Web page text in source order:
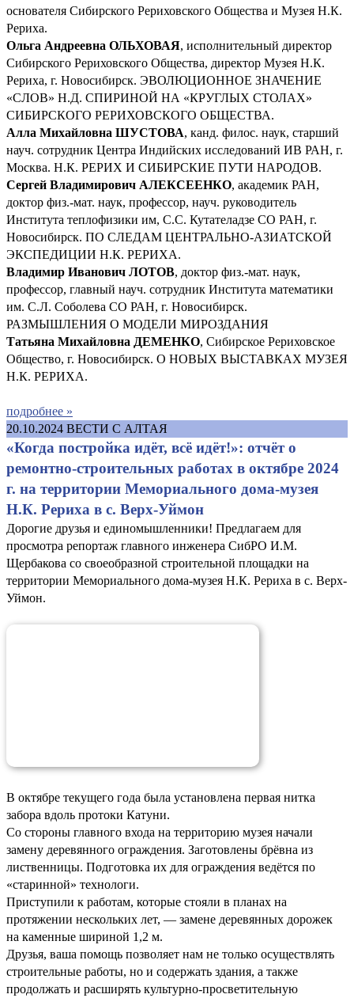
основателя Сибирского Рериховского Общества и Музея Н.К.
Рериха.
Ольга Андреевна ОЛЬХОВАЯ, исполнительный директор
Сибирского Рериховского Общества, директор Музея Н.К.
Рериха, г. Новосибирск. ЭВОЛЮЦИОННОЕ ЗНАЧЕНИЕ
«СЛОВ» Н.Д. СПИРИНОЙ НА «КРУГЛЫХ СТОЛАХ»
СИБИРСКОГО РЕРИХОВСКОГО ОБЩЕСТВА.
Алла Михайловна ШУСТОВА, канд. филос. наук, старший
науч. сотрудник Центра Индийских исследований ИВ РАН, г.
Москва. Н.К. РЕРИХ И СИБИРСКИЕ ПУТИ НАРОДОВ.
Сергей Владимирович АЛЕКСЕЕНКО, академик РАН,
доктор физ.-мат. наук, профессор, науч. руководитель
Института теплофизики им, С.С. Кутателадзе СО РАН, г.
Новосибирск. ПО СЛЕДАМ ЦЕНТРАЛЬНО-АЗИАТСКОЙ
ЭКСПЕДИЦИИ Н.К. РЕРИХА.
Владимир Иванович ЛОТОВ, доктор физ.-мат. наук,
профессор, главный науч. сотрудник Института математики
им. С.Л. Соболева СО РАН, г. Новосибирск.
РАЗМЫШЛЕНИЯ О МОДЕЛИ МИРОЗДАНИЯ
Татьяна Михайловна ДЕМЕНКО, Сибирское Рериховское
Общество, г. Новосибирск. О НОВЫХ ВЫСТАВКАХ МУЗЕЯ
Н.К. РЕРИХА.
подробнее »
20.10.2024 ВЕСТИ С АЛТАЯ
«Когда постройка идёт, всё идёт!»: отчёт о
ремонтно-строительных работах в октябре 2024
г. на территории Мемориального дома-музея
Н.К. Рериха в с. Верх-Уймон
Дорогие друзья и единомышленники! Предлагаем для
просмотра репортаж главного инженера СибРО И.М.
Щербакова со своеобразной строительной площадки на
территории Мемориального дома-музея Н.К. Рериха в с. Верх-
Уймон.
В октябре текущего года была установлена первая нитка
забора вдоль протоки Катуни.
Со стороны главного входа на территорию музея начали
замену деревянного ограждения. Заготовлены брёвна из
лиственницы. Подготовка их для ограждения ведётся по
«старинной» технологи.
Приступили к работам, которые стояли в планах на
протяжении нескольких лет, — замене деревянных дорожек
на каменные шириной 1,2 м.
Друзья, ваша помощь позволяет нам не только осуществлять
строительные работы, но и содержать здания, а также
продолжать и расширять культурно-просветительную